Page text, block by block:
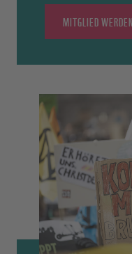
MITGLIED WERDEN